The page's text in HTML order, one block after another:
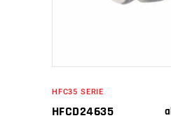
HFC35 SERIE
HFCD24635